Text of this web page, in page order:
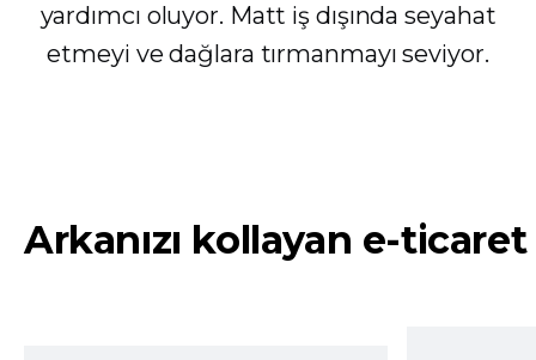
yardımcı oluyor. Matt iş dışında seyahat
etmeyi ve dağlara tırmanmayı seviyor.
Arkanızı kollayan e-ticaret